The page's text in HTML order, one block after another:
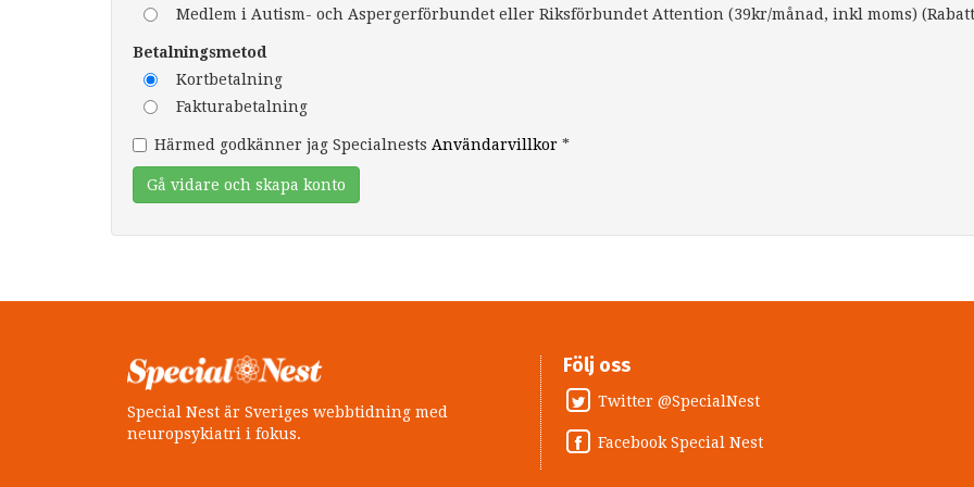
Medlem i Autism- och Aspergerförbundet eller Riksförbundet Attention (39kr/månad, inkl moms)
Betalningsmetod
Kortbetalning
Fakturabetalning
Härmed godkänner jag Specialnests Användarvillkor *
Gå vidare och skapa konto
Special Nest är Sveriges webbtidning med
neuropsykiatri i fokus.
Följ oss
Twitter @SpecialNest
Facebook Special Nest